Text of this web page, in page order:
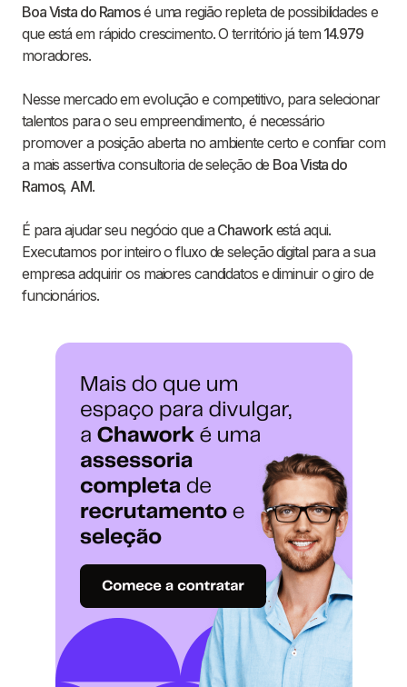
Boa Vista do Ramosé uma região repleta de possibilidades e
que está em rápido crescimento. O território já tem 14.979
moradores.
Nesse mercado em evolução e competitivo, para selecionar
talentos para o seu empreendimento, é necessário
promover a posição aberta no ambiente certo e confiar com
a mais assertiva consultoria de seleção de Boa Vista do
Ramos, AM.
É para ajudar seu negócio que a Chaworkestá aqui.
Executamos por inteiro o fluxo de seleção digital para a sua
empresa adquirir os maiores candidatos e diminuir o giro de
funcionários.